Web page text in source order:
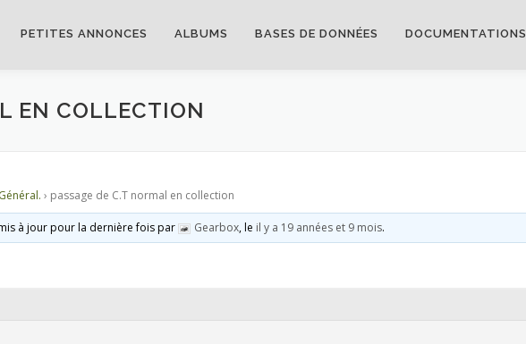
PETITES ANNONCES ALBUMS BASES DE DONNÉES DOCUMENTATIONS
EN COLLECTION
› passage de C.T normal en collection
à jour pour la dernière fois par Gearbox, le il y a 19 années et 9 mois.